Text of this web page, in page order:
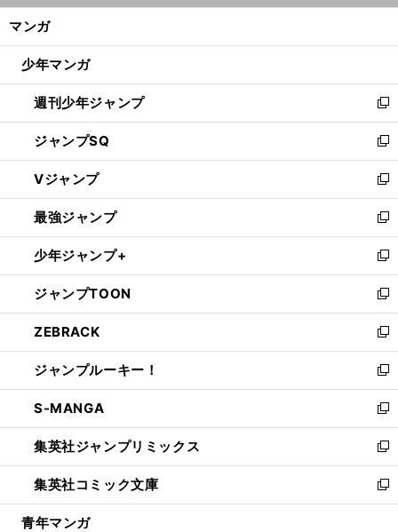
ン
ウ
開
く
マンガ
少年マンガ
週刊少年ジャンプ
新
し
い
ウ
ィ
ン
ド
ウ
で
開
く
ジャンプSQ
新
し
い
ウ
ィ
ン
ド
ウ
で
開
く
Vジャンプ
新
し
い
ウ
ィ
ン
ド
ウ
で
開
く
最強ジャンプ
新
し
い
ウ
ィ
ン
ド
ウ
で
開
く
少年ジャンプ+
新
し
い
ウ
ィ
ン
ド
ウ
で
開
く
ジャンプTOON
新
し
い
ウ
ィ
ン
ド
ウ
で
開
く
ZEBRACK
新
し
い
ウ
ィ
ン
ド
ウ
で
開
ジャンプルーキー！
新
し
い
ウ
ィ
ン
ド
ウ
S-MANGA
新
し
い
ウ
ィ
ン
集英社ジャンプリミックス
新
し
い
ウ
集英社コミック文庫
新
し
青年マンガ